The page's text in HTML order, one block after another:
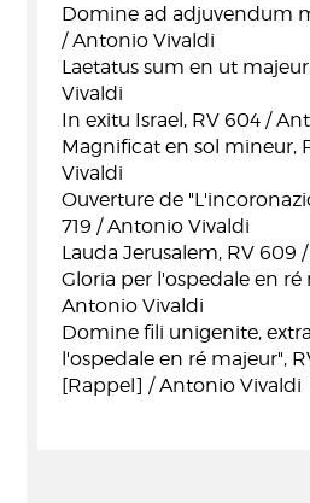
Domine ad adjuvendum
/ Antonio Vivaldi
Laetatus sum en ut
Vivaldi
In exitu Israel, RV 604 /
Magnificat en sol mineur,
Vivaldi
Ouverture de
719 / Antonio Vivaldi
Lauda Jerusalem, RV 609
Gloria per l'ospedale en ré
Antonio Vivaldi
Domine fili unigenite,
l'ospedale en ré majeur",
[Rappel] / Antonio Vivaldi